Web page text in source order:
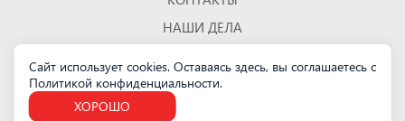
НАШИ ДЕЛА
КАРТА САЙТА
Санкт-Петербург
Сайт использует cookies. Оставаясь здесь, вы соглашаетесь с
Политикой конфиденциальности.
ХОРОШО